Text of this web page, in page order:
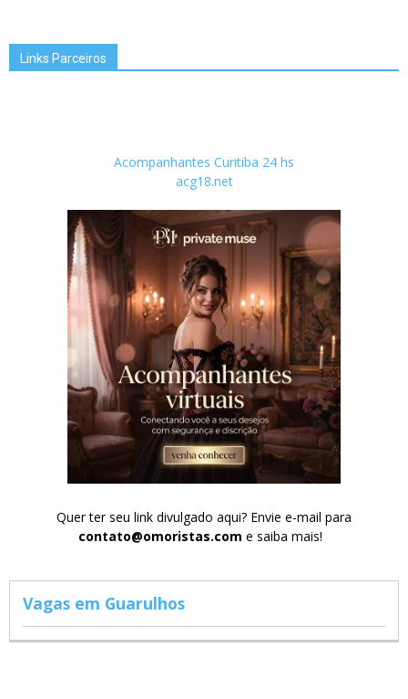
Links Parceiros
Acompanhantes Curitiba 24 hs
acg18.net
Quer ter seu link divulgado aqui? Envie e-mail para
contato@omoristas.com e saiba mais!
Vagas em Guarulhos